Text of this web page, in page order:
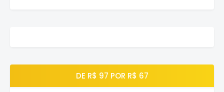
DE R$ 97 POR R$ 67